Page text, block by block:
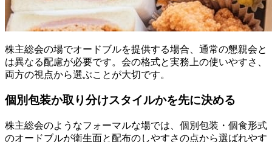
株主総会の場でオードブルを提供する場合、通常の懇親会と
は異なる配慮が必要です。会の格式と実務上の使いやすさ、
両方の視点から選ぶことが大切です。
個別包装か取り分けスタイルかを先に決める
株主総会のようなフォーマルな場では、個別包装・個食形式
のオードブルが衛生面と配布のしやすさの点から選ばれやす